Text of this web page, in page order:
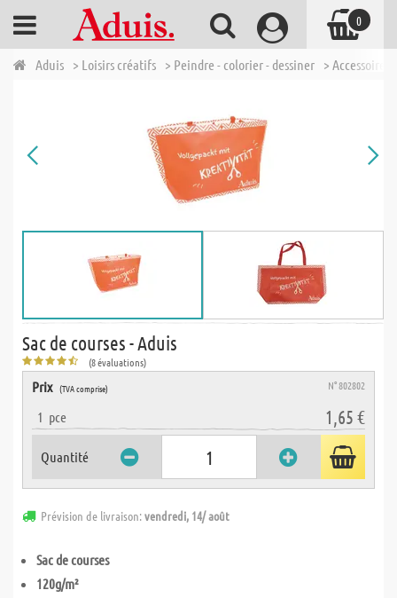
Aduis > Loisirs créatifs > Peindre - colorier - dessiner > Accessoires
Sac de courses - Aduis
(8 évaluations)
Prix (TVA comprise) N° 802802
1 pce 1,65 €
Quantité
Prévision de livraison:vendredi, 14/ août
Sac de courses
120g/m²
0